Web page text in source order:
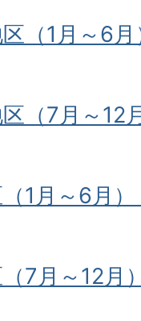
（1月～6
（7月～12
1月～6月
7月～12月